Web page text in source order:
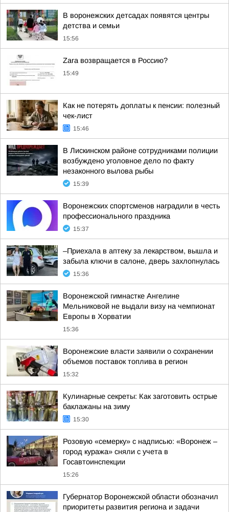
В воронежских детсадах появятся центры
детства и семьи
15:56
Zara возвращается в Россию?
15:49
Как не потерять доплаты к пенсии: полезный
чек-лист
15:46
В Лискинском районе сотрудниками полиции
возбуждено уголовное дело по факту
незаконного вылова рыбы
15:39
Воронежских спортсменов наградили в честь
профессионального праздника
15:37
–Приехала в аптеку за лекарством, вышла и
забыла ключи в салоне, дверь захлопнулась
15:36
Воронежской гимнастке Ангелине
Мельниковой не выдали визу на чемпионат
Европы в Хорватии
15:36
Воронежские власти заявили о сохранении
объемов поставок топлива в регион
15:32
Кулинарные секреты: Как заготовить острые
баклажаны на зиму
15:30
Розовую «семерку» с надписью: «Воронеж –
город куража» сняли с учета в
Госавтоинспекции
15:26
Губернатор Воронежской области обозначил
приоритеты развития региона и задачи